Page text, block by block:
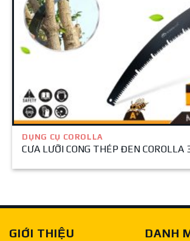
DỤNG CỤ COROLLA
CƯA LƯỠI CONG THÉP ĐEN COROLLA
GIỚI THIỆU DANH